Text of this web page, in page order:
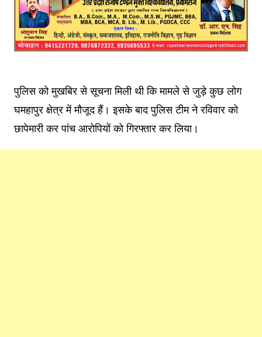
पुलिस को मुखबिर से सूचना मिली थी कि मामले से जुड़े कुछ लोग
घमहापुर क्षेत्र में मौजूद हैं। इसके बाद पुलिस टीम ने रविवार को
छापेमारी कर पांच आरोपियों को गिरफ्तार कर लिया।